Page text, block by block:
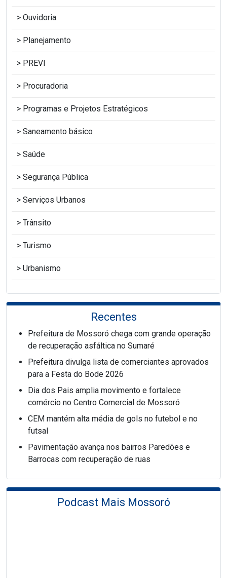
Ouvidoria
Planejamento
PREVI
Procuradoria
Programas e Projetos Estratégicos
Saneamento básico
Saúde
Segurança Pública
Serviços Urbanos
Trânsito
Turismo
Urbanismo
Recentes
Prefeitura de Mossoró chega com grande operação
de recuperação asfáltica no Sumaré
Prefeitura divulga lista de comerciantes aprovados
para a Festa do Bode 2026
Dia dos Pais amplia movimento e fortalece
comércio no Centro Comercial de Mossoró
CEM mantém alta média de gols no futebol e no
futsal
Pavimentação avança nos bairros Paredões e
Barrocas com recuperação de ruas
Podcast Mais Mossoró